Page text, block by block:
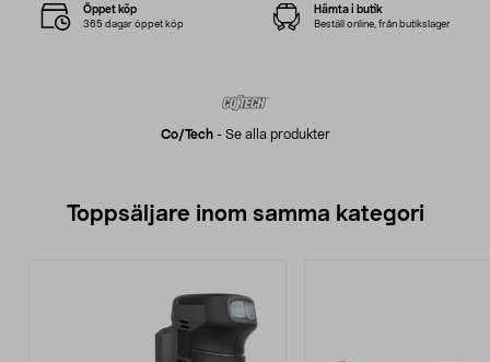
Co/tech- Se alla produkter
Öppet köp
365 dagar öppet köp
Hämta i butik
Beställ online, från butikslager
Toppsäljare inom samma kategori